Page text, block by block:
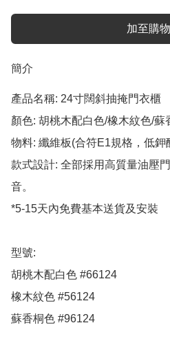
加至購
簡介
產品名稱: 24寸闊斜抽掩門衣櫃
顏色: 胡桃木配白色/橡木紋色/蘇
物料: 纖維板(合符E1規格，低鉀
款式設計: 全部採用高質量油壓
音。
*5-15天內免費基本送貨及安裝
型號:
胡桃木配白色 #66124
橡木紋色 #56124
蘇香桐色 #96124